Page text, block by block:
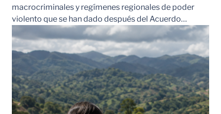
macrocriminales y regímenes regionales de poder
violento que se han dado después del Acuerdo…